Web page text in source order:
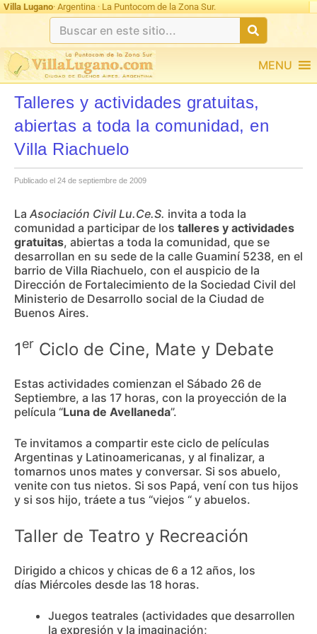
Villa Lugano· Argentina · La Puntocom de la Zona Sur.
MENU
Talleres y actividades gratuitas,
abiertas a toda la comunidad, en
Villa Riachuelo
Publicado el 24 de septiembre de 2009
La Asociación Civil Lu.Ce.S. invita a toda la
comunidad a participar de los talleres y actividades
gratuitas, abiertas a toda la comunidad, que se
desarrollan en su sede de la calle Guaminí 5238, en el
barrio de Villa Riachuelo, con el auspicio de la
Dirección de Fortalecimiento de la Sociedad Civil del
Ministerio de Desarrollo social de la Ciudad de
Buenos Aires.
1er Ciclo de Cine, Mate y Debate
Estas actividades comienzan el Sábado 26 de
Septiembre, a las 17 horas, con la proyección de la
película “Luna de Avellaneda”.
Te invitamos a compartir este ciclo de películas
Argentinas y Latinoamericanas, y al finalizar, a
tomarnos unos mates y conversar. Si sos abuelo,
venite con tus nietos. Si sos Papá, vení con tus hijos
y si sos hijo, tráete a tus “viejos “ y abuelos.
Taller de Teatro y Recreación
Dirigido a chicos y chicas de 6 a 12 años, los
días Miércoles desde las 18 horas.
Juegos teatrales (actividades que desarrollen
la expresión y la imaginación;